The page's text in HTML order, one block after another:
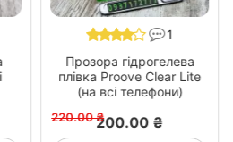
1
Прозора гідрогелева
плівка Proove Clear Lite
(на всі телефони)
220.00 ₴200.00 ₴